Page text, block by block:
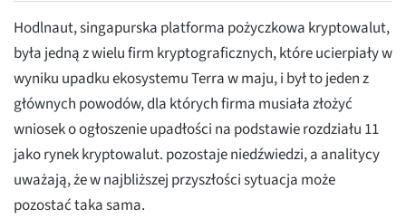
Hodlnaut, singapurska platforma pożyczkowa kryptowalut,
była jedną z wielu firm kryptograficznych, które ucierpiały w
wyniku upadku ekosystemu Terra w maju, i był to jeden z
głównych powodów, dla których firma musiała złożyć
wniosek o ogłoszenie upadłości na podstawie rozdziału 11
jako rynek kryptowalut. pozostaje niedźwiedzi, a analitycy
uważają, że w najbliższej przyszłości sytuacja może
pozostać taka sama.